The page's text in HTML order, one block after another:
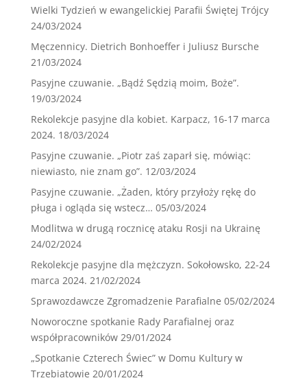
Wielki Tydzień w ewangelickiej Parafii Świętej Trójcy
24/03/2024
Męczennicy. Dietrich Bonhoeffer i Juliusz Bursche
21/03/2024
Pasyjne czuwanie. „Bądź Sędzią moim, Boże”.
19/03/2024
Rekolekcje pasyjne dla kobiet. Karpacz, 16-17 marca
2024. 18/03/2024
Pasyjne czuwanie. „Piotr zaś zaparł się, mówiąc:
niewiasto, nie znam go”. 12/03/2024
Pasyjne czuwanie. „Żaden, który przyłoży rękę do
pługa i ogląda się wstecz… 05/03/2024
Modlitwa w drugą rocznicę ataku Rosji na Ukrainę
24/02/2024
Rekolekcje pasyjne dla mężczyzn. Sokołowsko, 22-24
marca 2024. 21/02/2024
Sprawozdawcze Zgromadzenie Parafialne 05/02/2024
Noworoczne spotkanie Rady Parafialnej oraz
współpracowników 29/01/2024
„Spotkanie Czterech Świec” w Domu Kultury w
Trzebiatowie 20/01/2024